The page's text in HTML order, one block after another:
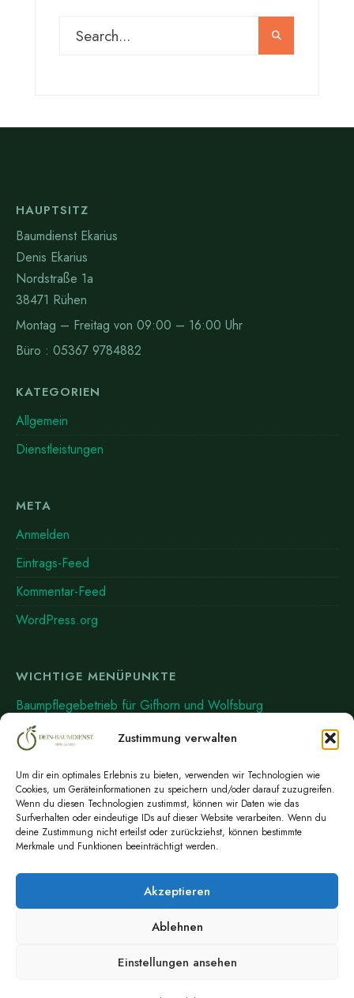
Zustimmung verwalten
Um dir ein optimales Erlebnis zu bieten, verwenden wir Technologien wie
Cookies, um Geräteinformationen zu speichern und/oder darauf zuzugreifen.
Wenn du diesen Technologien zustimmst, können wir Daten wie das
Surfverhalten oder eindeutige IDs auf dieser Website verarbeiten. Wenn du
deine Zustimmung nicht erteilst oder zurückziehst, können bestimmte
Merkmale und Funktionen beeinträchtigt werden.
Akzeptieren
Ablehnen
Einstellungen ansehen
HAUPTSITZ
Baumdienst Ekarius
Denis Ekarius
Nordstraße 1a
38471 Rühen
Montag – Freitag von 09:00 – 16:00 Uhr
Büro : 05367 9784882
KATEGORIEN
Allgemein
Dienstleistungen
META
Anmelden
Eintrags-Feed
Kommentar-Feed
WordPress.org
WICHTIGE MENÜPUNKTE
Baumpflegebetrieb für Gifhorn und Wolfsburg
News
Kontakt
Impressum
Datenschutzerklärung
Cookie-Richtlinie (EU)